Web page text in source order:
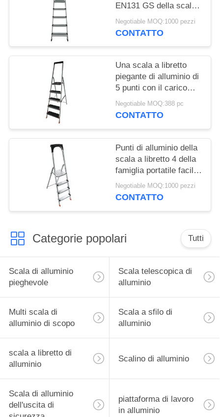
EN131 GS della scala
a libretto 5 diplomati
Negotiable MOQ:1000 pezzi
CONTATTO
Una scala a libretto
piegante di alluminio di
5 punti con il carico
massimo 150kg del
vassoio dello
Negotiable MOQ:388 pc
CONTATTO
Punti di alluminio della
scala a libretto 4 della
famiglia portatile facili
piegare ed
immagazzinare
Negotiable MOQ:1000 pezzi
CONTATTO
Categorie popolari Tutti
Scala di alluminio
pieghevole
Scala telescopica di
alluminio
Multi scala di
alluminio di scopo
Scala a sfilo di
alluminio
scala a libretto di
alluminio
Scalino di alluminio
Scala di alluminio
dell'uscita di
piattaforma di lavoro
in alluminio